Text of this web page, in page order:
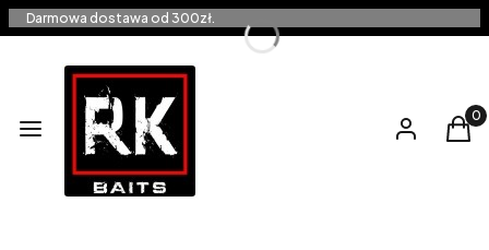
Darmowa dostawa od 300zł.
Menu Zaloguj się